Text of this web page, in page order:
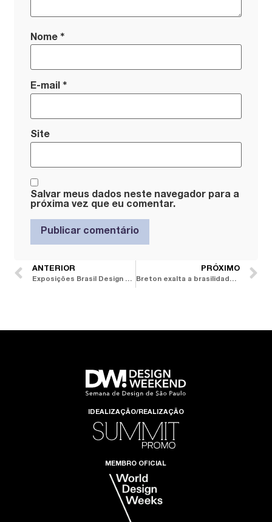
Nome*
E-mail*
Site
Salvar meus dados neste navegador para a
próxima vez que eu comentar.
ANTERIOR
Exposições Brasil Design Talents e D&D Design Collection seguem abertas no D&D
PRÓXIMO
Breton exalta a brasilidade com o lançamento da coleção I am Breton Brasil
IDEALIZAÇÃO/REALIZAÇÃO
MEMBRO OFICIAL